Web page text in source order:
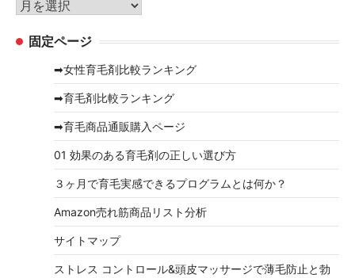
ー
ア
カ 固定ページ
➡女性育毛剤比較ランキング
➡育毛剤比較ランキング
➡育毛商品通販購入ページ
01 効果のある育毛剤の正しい選び方
３ヶ月で育毛実感できるプログラムとは何か？
Amazon売れ筋商品リスト分析
サイトマップ
ストレス コントロール&頭皮マッサージで薄毛防止と勃